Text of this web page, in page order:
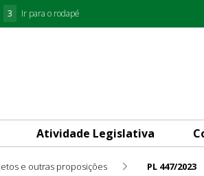
3 Ir para o rodapé
Atividade Legislativa
e outras proposições PL 447/2023